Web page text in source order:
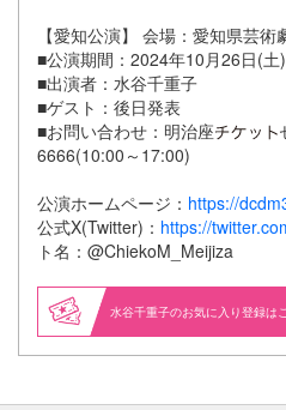
【愛知公演】 会場：愛知県芸術
■公演期間：2024年10月26日(
■出演者：水谷千重子
■ゲスト：後日発表
■お問い合わせ：明治座
6666(10:00～17:00)
公演ホームページ： https://
公式X(Twitter)： https://
ト名：@ChiekoM_Meijiza
水谷千重子のお気に入り登録は